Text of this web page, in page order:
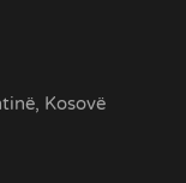
Kosovë